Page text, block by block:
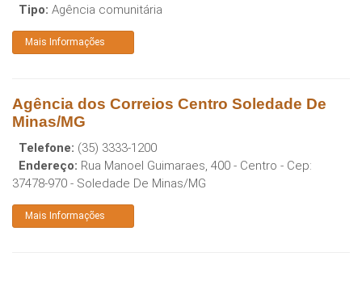
Tipo: Agência comunitária
Mais Informações
Agência dos Correios Centro Soledade De
Minas/MG
Telefone: (35) 3333-1200
Endereço: Rua Manoel Guimaraes, 400 - Centro - Cep:
37478-970 - Soledade De Minas/MG
Mais Informações